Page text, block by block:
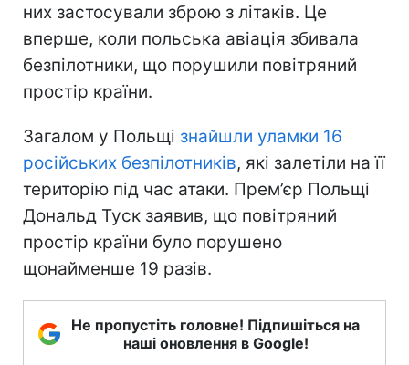
них застосували зброю з літаків. Це
вперше, коли польська авіація збивала
безпілотники, що порушили повітряний
простір країни.
Загалом у Польщі знайшли уламки 16
російських безпілотників, які залетіли на її
територію під час атаки. Прем’єр Польщі
Дональд Туск заявив, що повітряний
простір країни було порушено
щонайменше 19 разів.
Не пропустіть головне! Підпишіться на
наші оновлення в Google!